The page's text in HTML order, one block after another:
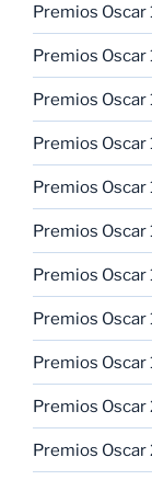
Premios
Premios
Premios
Premios
Premios
Premios
Premios
Premios Oscar
Premios
Premios
Premios Oscar